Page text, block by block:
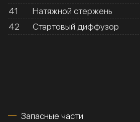
41
Натяжной стержень
42
Стартовый диффузор
Запасные части